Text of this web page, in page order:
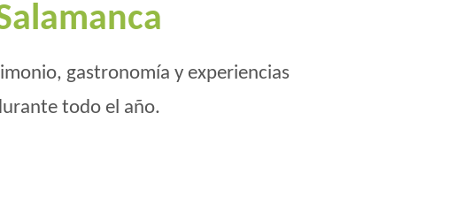
gastronomía y experiencias
todo el año.